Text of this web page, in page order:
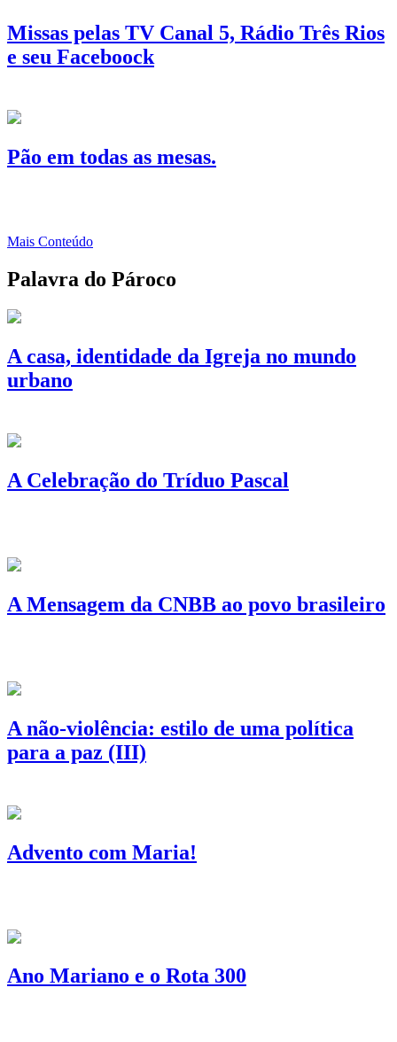
Missas pelas TV Canal 5, Rádio Três Rios
e seu Faceboock
Pão em todas as mesas.
Mais Conteúdo
Palavra do Pároco
A casa, identidade da Igreja no mundo
urbano
A Celebração do Tríduo Pascal
A Mensagem da CNBB ao povo brasileiro
A não-violência: estilo de uma política
para a paz (III)
Advento com Maria!
Ano Mariano e o Rota 300